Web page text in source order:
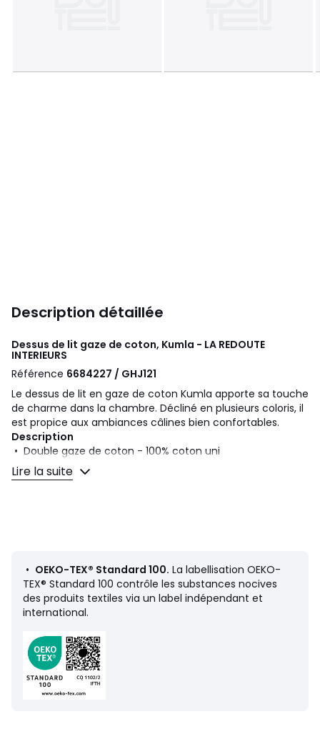
Description détaillée
Dessus de lit gaze de coton, Kumla - LA REDOUTE
INTERIEURS
Référence 6684227 / GHJ121
Le dessus de lit en gaze de coton Kumla apporte sa touche
de charme dans la chambre. Décliné en plusieurs coloris, il
est propice aux ambiances câlines bien confortables.
Description
• Double gaze de coton - 100% coton uni
• Pompons aux 4 coins
• Finition ourlet
• 230 x 250 cm
environnementales
• Origine de fabrication (tissage, teinture, confection) :
Chine
Couleurs Bleu Prusse, Bronze, Vert De Gris, Vert
Lire la suite
• OEKO-TEX® Standard 100. La labellisation OEKO-
TEX® Standard 100 contrôle les substances nocives
des produits textiles via un label indépendant et
international.